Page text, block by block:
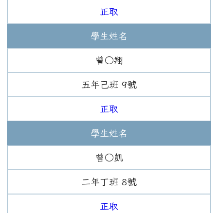
正取
學生姓名
曾○翔
五年 己班 9號
正取
學生姓名
曾○凱
二年丁班 8號
正取